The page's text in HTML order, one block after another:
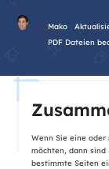
Mako
PDF Dateien
Wenn Sie eine oder
möchten, dann sind
bestimmte Seiten